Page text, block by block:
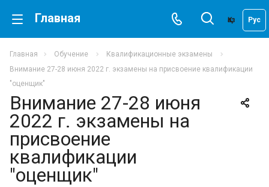
Главная Қаз Рус
Главная Обучение
Квалификационные экзамены
Внимание 27-28 июня 2022 г. экзамены на присвоение квалификации
"оценщик"
Внимание 27-28 июня
2022 г. экзамены на
присвоение
квалификации
"оценщик"